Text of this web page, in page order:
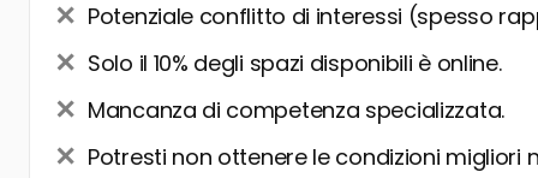
Potenziale conflitto di interessi (spesso
Solo il 10% degli spazi disponibili è online.
Mancanza di competenza specializzata.
Potresti non ottenere le condizioni migliori